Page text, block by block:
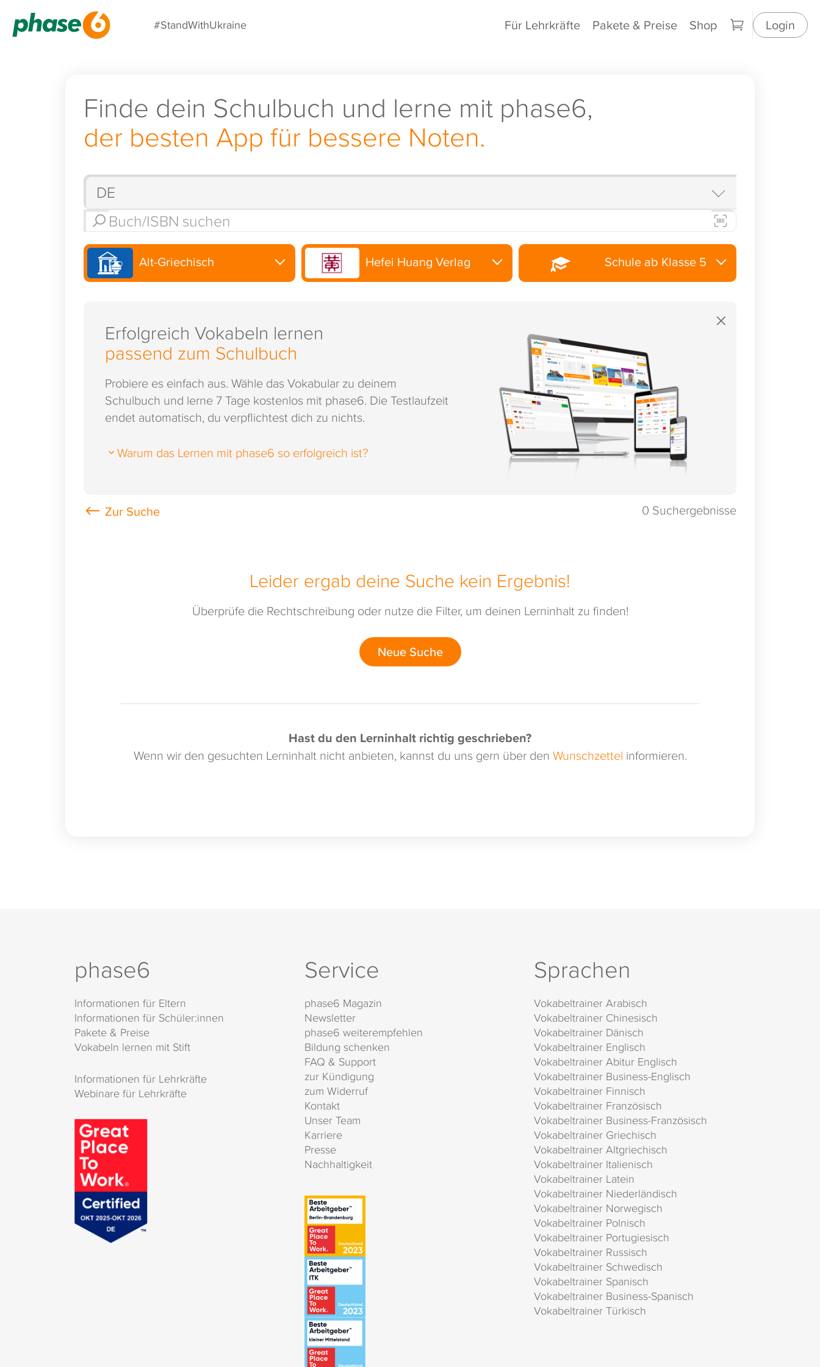
#StandWithUkraine Für Lehrkräfte Pakete & Preise Shop Login
Finde dein Schulbuch und lerne mit phase6,
der besten App für bessere Noten.
Alt-Griechisch Hefei Huang Verlag Schule ab Klasse 5
×
Erfolgreich Vokabeln lernen
passend zum Schulbuch
Probiere es einfach aus. Wähle das Vokabular zu deinem
Schulbuch und lerne 7 Tage kostenlos mit phase6. Die Testlaufzeit
endet automatisch, du verpflichtest dich zu nichts.
Warum das Lernen mit phase6 so erfolgreich ist?
0 Suchergebnisse
Leider ergab deine Suche kein Ergebnis!
Überprüfe die Rechtschreibung oder nutze die Filter, um deinen Lerninhalt zu finden!
Neue Suche
Hast du den Lerninhalt richtig geschrieben?
Wenn wir den gesuchten Lerninhalt nicht anbieten, kannst du uns gern über den Wunschzettel informieren.
phase6
Informationen für Eltern
Informationen für Schüler:innen
Pakete & Preise
Vokabeln lernen mit Stift
Informationen für Lehrkräfte
Webinare für Lehrkräfte
Service
phase6 Magazin
Newsletter
phase6 weiterempfehlen
Bildung schenken
FAQ & Support
zur Kündigung
zum Widerruf
Kontakt
Unser Team
Karriere
Presse
Nachhaltigkeit
Sprachen
Vokabeltrainer Arabisch
Vokabeltrainer Chinesisch
Vokabeltrainer Dänisch
Vokabeltrainer Englisch
Vokabeltrainer Abitur Englisch
Vokabeltrainer Business-Englisch
Vokabeltrainer Finnisch
Vokabeltrainer Französisch
Vokabeltrainer Business-Französisch
Vokabeltrainer Griechisch
Vokabeltrainer Altgriechisch
Vokabeltrainer Italienisch
Vokabeltrainer Latein
Vokabeltrainer Niederländisch
Vokabeltrainer Norwegisch
Vokabeltrainer Polnisch
Vokabeltrainer Portugiesisch
Vokabeltrainer Russisch
Vokabeltrainer Schwedisch
Vokabeltrainer Spanisch
Vokabeltrainer Business-Spanisch
Vokabeltrainer Türkisch